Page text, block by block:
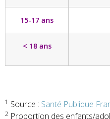
15-17 ans
< 18 ans
1 Source : Santé Publique
2 Proportion des enfants/